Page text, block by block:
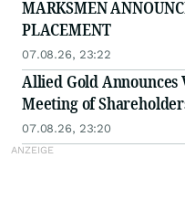
MARKSMEN
PLACEMENT
07.08.26, 23:22
Allied Gold Announces
Meeting of
07.08.26, 23:20